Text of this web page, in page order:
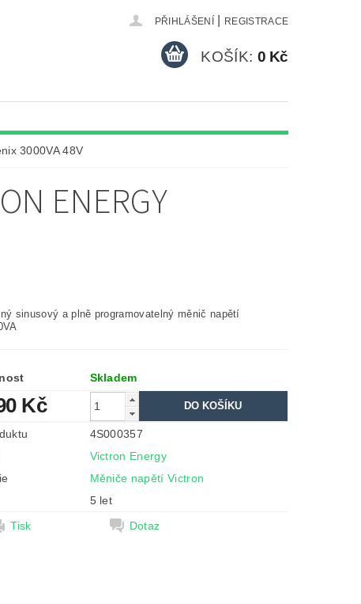
PŘIHLÁŠENÍ REGISTRACE
KOŠÍK: 0 Kč
3000VA 48V
ENERGY
sinusový a plně programovatelný měnič napětí
Skladem
Kč
4S000357
Victron Energy
Měniče napětí Victron
5 let
Tisk
Dotaz